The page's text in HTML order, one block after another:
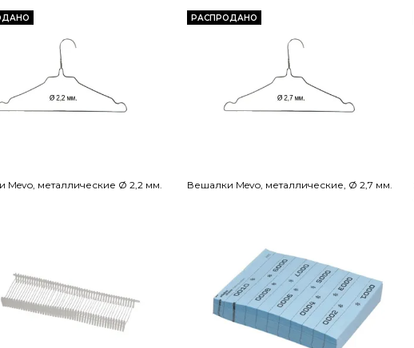
Mevo, металлические Ø 2,2 мм.
РАСПРОДАНО
Вешалки Mevo, металлические, Ø 2,7 мм.